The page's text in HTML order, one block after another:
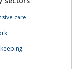
care